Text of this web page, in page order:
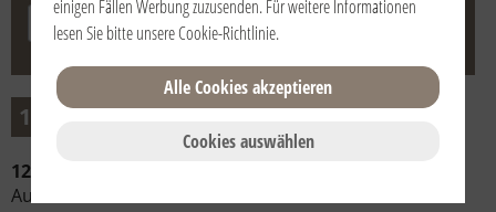
11 November
12.11.2021 | 18:00 | Italia / Italy | Milano
Auditorium San Fedele
einigen Fällen Werbung zuzusenden. Für weitere Informationen
lesen Sie bitte unsereCookie-Richtlinie.
Cookies auswählen
Alle Cookies akzeptieren